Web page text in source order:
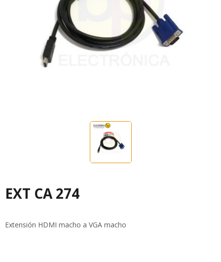
EXT CA 274
Extensión HDMI macho a VGA macho